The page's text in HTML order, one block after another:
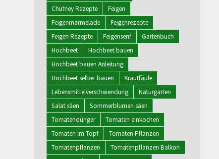
Chutney Rezepte
Feigen
Feigenmarmelade
Feigenrezepte
Feigen Rezepte
Feigensenf
Gartenbuch
Hochbeet
Hochbeet bauen
Hochbeet bauen Anleitung
Hochbeet selber bauen
Krautfäule
Lebensmittelverschwendung
Naturgarten
Salat säen
Sommerblumen säen
Tomatendünger
Tomaten einkochen
Tomaten im Topf
Tomaten Pflanzen
Tomatenpflanzen
Tomatenpflanzen Balkon